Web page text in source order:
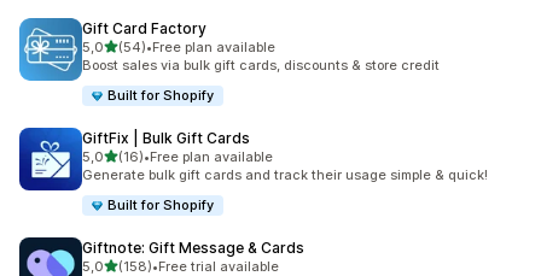
Gift Card Factory
5,0na 5 gwiazdek
(54)
Łączna liczba recenzji: 54
•Free plan available
Boost sales via bulk gift cards, discounts & store credit
Built for Shopify
GiftFix | Bulk Gift Cards
5,0na 5 gwiazdek
(16)
Łączna liczba recenzji: 16
•Free plan available
Generate bulk gift cards and track their usage simple & quick!
Built for Shopify
Giftnote: Gift Message & Cards
5,0na 5 gwiazdek
(158)•Free trial available